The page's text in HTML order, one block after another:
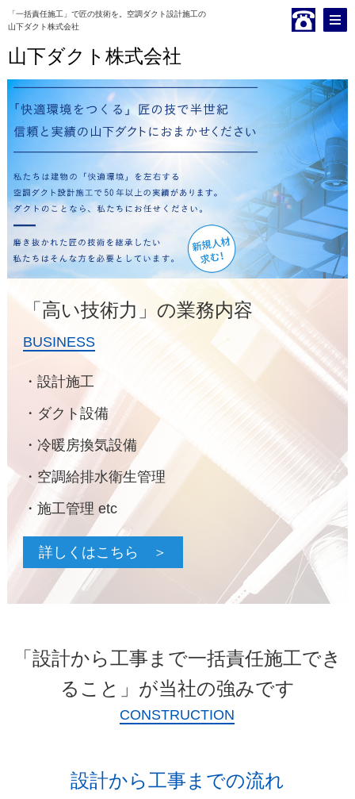
「一括責任施工」で匠の技術を。空調ダクト設計施工の
山下ダクト株式会社
山下ダクト株式会社
「高い技術力」の業務内容
BUSINESS
・設計施工
・ダクト設備
・冷暖房換気設備
・空調給排水衛生管理
・施工管理 etc
詳しくはこちら ＞
「設計から工事まで一括責任施工でき
ること」が当社の強みです
CONSTRUCTION
設計から工事までの流れ